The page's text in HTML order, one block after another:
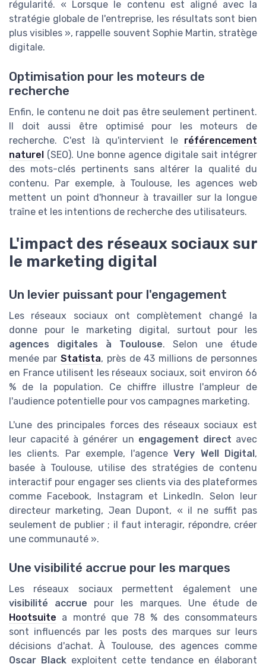
régularité. « Lorsque le contenu est aligné avec la
stratégie globale de l'entreprise, les résultats sont bien
plus visibles », rappelle souvent Sophie Martin, stratège
digitale.
Optimisation pour les moteurs de
recherche
Enfin, le contenu ne doit pas être seulement pertinent.
Il doit aussi être optimisé pour les moteurs de
recherche. C'est là qu'intervient le référencement
naturel (SEO). Une bonne agence digitale sait intégrer
des mots-clés pertinents sans altérer la qualité du
contenu. Par exemple, à Toulouse, les agences web
mettent un point d'honneur à travailler sur la longue
traîne et les intentions de recherche des utilisateurs.
L'impact des réseaux sociaux sur
le marketing digital
Un levier puissant pour l'engagement
Les réseaux sociaux ont complètement changé la
donne pour le marketing digital, surtout pour les
agences digitales à Toulouse. Selon une étude
menée par Statista, près de 43 millions de personnes
en France utilisent les réseaux sociaux, soit environ 66
% de la population. Ce chiffre illustre l'ampleur de
l'audience potentielle pour vos campagnes marketing.
L'une des principales forces des réseaux sociaux est
leur capacité à générer un engagement direct avec
les clients. Par exemple, l'agenceVery Well Digital,
basée à Toulouse, utilise des stratégies de contenu
interactif pour engager ses clients via des plateformes
comme Facebook, Instagram et LinkedIn. Selon leur
directeur marketing, Jean Dupont, « il ne suffit pas
seulement de publier ; il faut interagir, répondre, créer
une communauté ».
Une visibilité accrue pour les marques
Les réseaux sociaux permettent également une
visibilité accrue pour les marques. Une étude de
Hootsuite a montré que 78 % des consommateurs
sont influencés par les posts des marques sur leurs
décisions d'achat. À Toulouse, des agences comme
Oscar Blackexploitent cette tendance en élaborant